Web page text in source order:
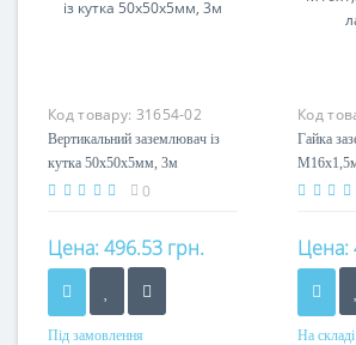
Код товару: 31654-02
Вертикальний заземлювач із
кутка 50х50х5мм, 3м
0
Цена:496.53 грн.
Під замовлення
Код
Гайка
латунь,
Цена:
На складі